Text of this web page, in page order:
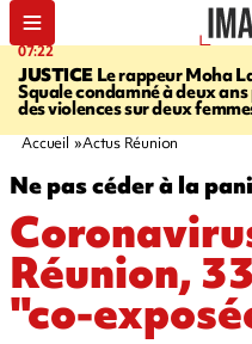
07:22
JUSTICE Le rappeur Moha
Squale condamné à deux
des violences sur deux
Accueil Actus Réunion
Ne pas céder à la
Réunion,
"co-